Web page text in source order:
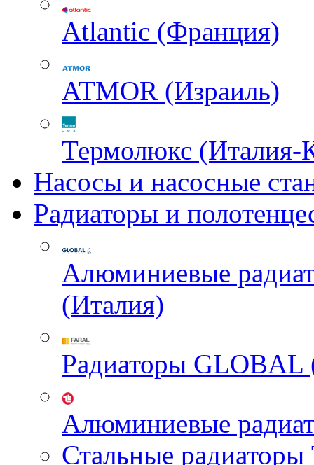
Atlantic (Франция)
ATMOR (Израиль)
Термолюкс (Италия-
Насосы и насосные
Радиаторы и
Алюминиевые
(Италия)
Радиаторы GLOBAL
Алюминиевые
Стальные